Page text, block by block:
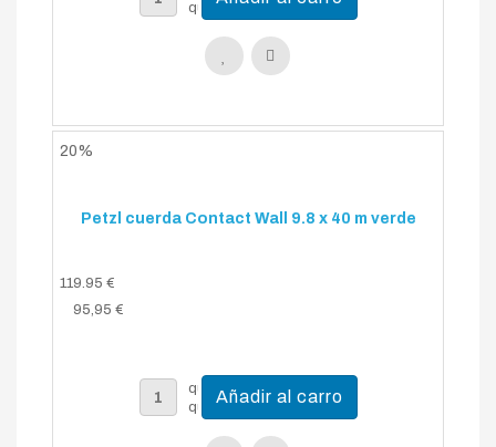
20%
Petzl cuerda Contact Wall 9.8 x 40 m verde
119.95 €
95,95 €